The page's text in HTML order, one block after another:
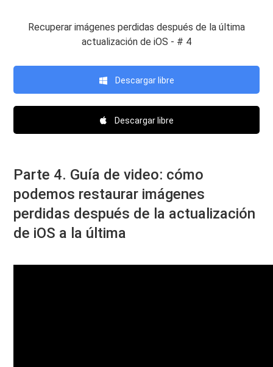
Recuperar imágenes perdidas después de la última
actualización de iOS - # 4
Descargar libre
Descargar libre
Parte 4. Guía de video: cómo
podemos restaurar imágenes
perdidas después de la actualización
de iOS a la última